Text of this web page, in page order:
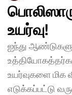
உயர்வு!
ஐந்து
உயர்வுகளை மிக
எடுக்கப்பட்டு